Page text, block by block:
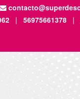
| 56975661378 |